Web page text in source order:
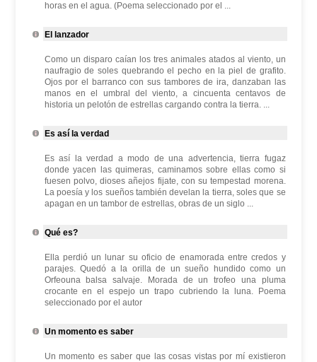
horas en el agua. (Poema seleccionado por el ...
El lanzador
Como un disparo caían los tres animales atados al viento, un
naufragio de soles quebrando el pecho en la piel de grafito.
Ojos por el barranco con sus tambores de ira, danzaban las
manos en el umbral del viento, a cincuenta centavos de
historia un pelotón de estrellas cargando contra la tierra. ...
Es así la verdad
Es así la verdad a modo de una advertencia, tierra fugaz
donde yacen las quimeras, caminamos sobre ellas como si
fuesen polvo, dioses añejos fijate, con su tempestad morena.
La poesía y los sueños también develan la tierra, soles que se
apagan en un tambor de estrellas, obras de un siglo ...
Qué es?
Ella perdió un lunar su oficio de enamorada entre credos y
parajes. Quedó a la orilla de un sueño hundido como un
Orfeouna balsa salvaje. Morada de un trofeo una pluma
crocante en el espejo un trapo cubriendo la luna. Poema
seleccionado por el autor
Un momento es saber
Un momento es saber que las cosas vistas por mí existieron